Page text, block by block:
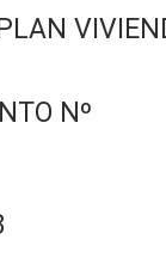
Nº